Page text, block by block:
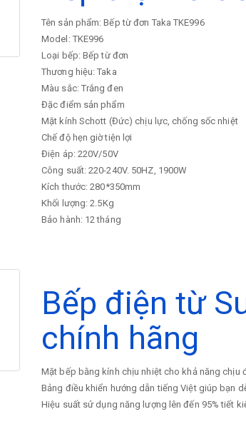
Tên sản phẩm: Bếp từ đơn Taka TKE996
Model: TKE996
Loại bếp: Bếp từ đơn
Thương hiệu: Taka
Màu sắc: Trắng đen
Đặc điểm sản phẩm
Mặt kính Schott (Đức) chịu lực, chống sốc nhiệt
Chế độ hẹn giờ tiện lợi
Điện áp: 220V/50V
Công suất: 220-240V. 50HZ, 1900W
Kích thước: 280*350mm
Khối lượng: 2.5Kg
Bảo hành: 12 tháng
Bếp điện từ
chính hãng
Mặt bếp bằng kính chịu nhiệt cho khả năng chịu
Bảng điều khiển hướng dẫn tiếng Việt giúp bạn
Hiệu suất sử dụng năng lượng lên đến 95% tiết